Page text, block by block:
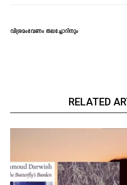
വിശ്രമംവേണം തലച്ചോറിനും
RELATED